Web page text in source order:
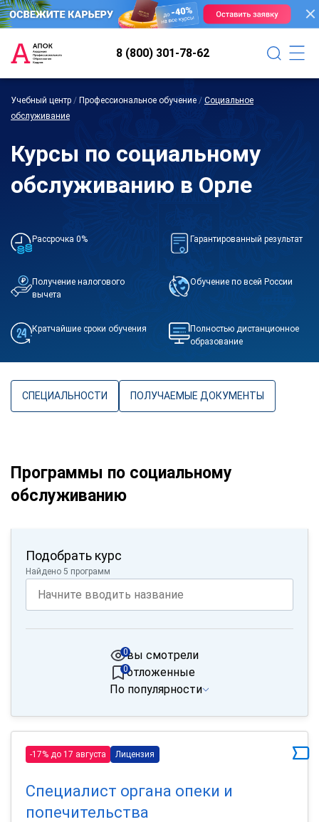
8 (800) 301-78-62
Учебный центр / Профессиональное обучение / Социальное
обслуживание
Курсы по социальному
обслуживанию в Орле
Рассрочка 0% Гарантированный результат
Получение налогового
вычета
Обучение по всей России
Кратчайшие сроки обучения
Полностью дистанционное
образование
СПЕЦИАЛЬНОСТИ ПОЛУЧАЕМЫЕ ДОКУМЕНТЫ
Программы по социальному
обслуживанию
Подобрать курс
Найдено 5 программ
вы смотрели
0
отложенные
0
По популярности
-17% до 17 августа Лицензия
Специалист органа опеки и
попечительства